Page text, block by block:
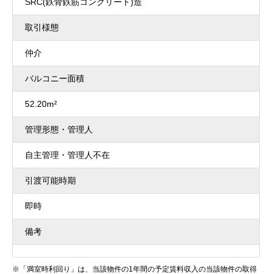
取引様態
仲介
バルコニー面積
52.20m²
管理形態・管理人
自主管理・管理人不在
引渡可能時期
即時
備考
※「満室時利回り」は、当該物件の1年間の予定賃料収入の当該物件の取得